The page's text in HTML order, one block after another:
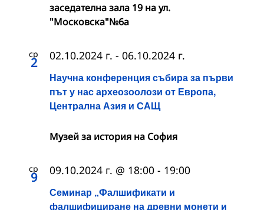
заседателна зала 19 на ул.
"Московска"№6а
ср
2
Научна конференция събира за първи
път у нас археозоолози от Европа,
Централна Азия и САЩ
02.10.2024 г. - 06.10.2024 г.
Музей за история на София
ср
9
Семинар „Фалшификати и
фалшифициране на древни монети и
09.10.2024 г. @ 18:00 - 19:00